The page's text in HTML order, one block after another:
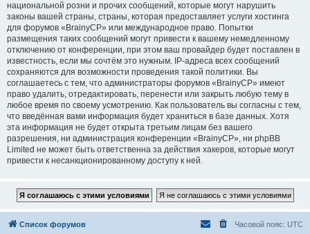
национальной розни и прочих сообщений, которые могут нарушить
законы вашей страны, страны, которая предоставляет услуги хостинга
для форумов «BrainyCP» или международное право. Попытки
размещения таких сообщений могут привести к вашему немедленному
отключению от конференции, при этом ваш провайдер будет поставлен в
известность, если мы сочтём это нужным. IP-адреса всех сообщений
сохраняются для возможности проведения такой политики. Вы
соглашаетесь с тем, что администраторы форумов «BrainyCP» имеют
право удалить, отредактировать, перенести или закрыть любую тему в
любое время по своему усмотрению. Как пользователь вы согласны с тем,
что введённая вами информация будет храниться в базе данных. Хотя
эта информация не будет открыта третьим лицам без вашего
разрешения, ни администрация конференции «BrainyCP», ни phpBB
Limited не может быть ответственна за действия хакеров, которые могут
привести к несанкционированному доступу к ней.
Список форумов Часовой пояс: UTC